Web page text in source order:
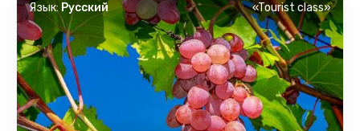
Язык: Русский «Tourist class»